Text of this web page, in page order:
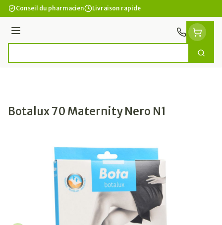
Aller au contenu
Conseil du pharmacien Livraison rapide
Menu
Botalux 70 Maternity Nero N1